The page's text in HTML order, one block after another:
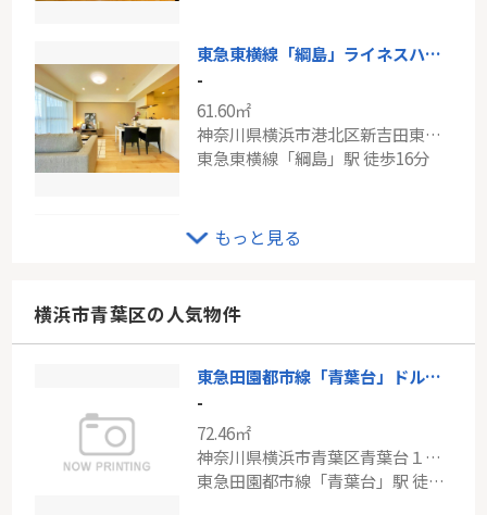
東急東横線「綱島」ライネスハイム綱島弐番館
-
61.60㎡
神奈川県横浜市港北区新吉田東１丁目
東急東横線「綱島」駅 徒歩16分
-
南武線「武蔵中原」駅 徒歩15分
100.93㎡
神奈川県川崎市麻生区王禅寺西１丁目
もっと見る
横浜市青葉区の人気物件
東急田園都市線「青葉台」ドルフ青葉台２号棟
-
72.46㎡
神奈川県横浜市青葉区青葉台１丁目
東急田園都市線「青葉台」駅 徒歩6分